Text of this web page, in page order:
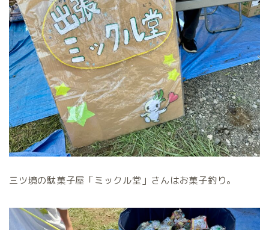
三ツ境の駄菓子屋「ミックル堂」さんはお菓子釣り。